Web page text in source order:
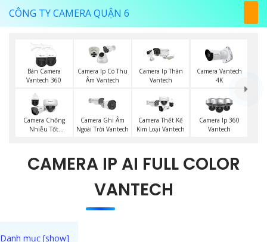
CÔNG TY CAMERA QUẬN 6
Bán Camera
Vantech 360
Camera Ip Có Thu
Âm Vantech
Camera Ip Thân
Vantech
Camera Vantech
4K
Camera Chống
Nhiễu Tốt
Camera Ghi Âm
Ngoài Trời Vantech
Camera Thết Kế
Kim Loại Vantech
Camera Ip 360
Vantech
CAMERA IP AI FULL COLOR
VANTECH